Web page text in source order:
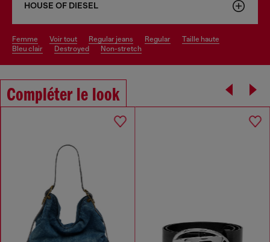
HOUSE OF DIESEL
femme voir tout regular jeans regular
taille haute
bleu clair
destroyed non-stretch
Compléter le look